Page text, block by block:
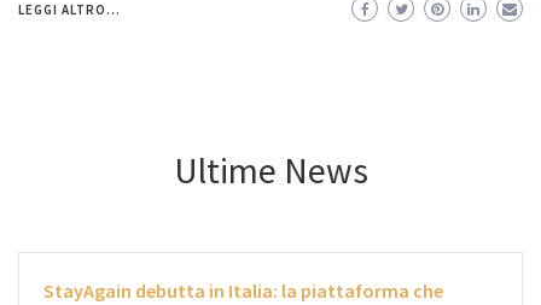
LEGGI ALTRO...
Ultime News
StayAgain debutta in Italia: la piattaforma che